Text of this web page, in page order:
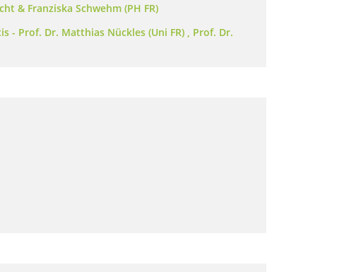
& Franziska Schwehm (PH FR)
- Prof. Dr. Matthias Nückles (Uni FR) , Prof. Dr.